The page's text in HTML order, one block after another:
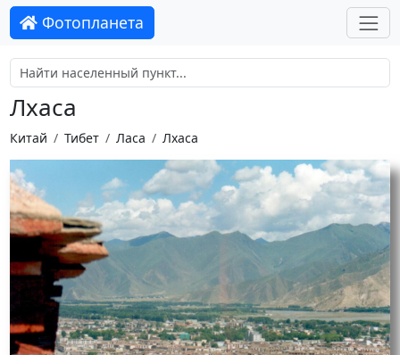
Фотопланета
Лхаса
Китай Тибет Ласа Лхаса